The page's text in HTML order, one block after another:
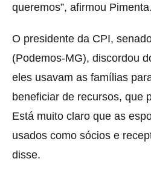
queremos”, afirmou Pimenta.
O presidente da CPI,
(Podemos-MG), discordou
eles usavam as famílias
beneficiar de recursos, que
Está muito claro que as
usados como sócios e
disse.